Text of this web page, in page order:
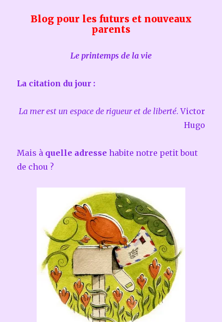
Blog pour les futurs et nouveaux
parents
Le printemps de la vie
La citation du jour :
La mer est un espace de rigueur et de liberté. Victor
Hugo
Mais à quelle adresse habite notre petit bout
de chou ?